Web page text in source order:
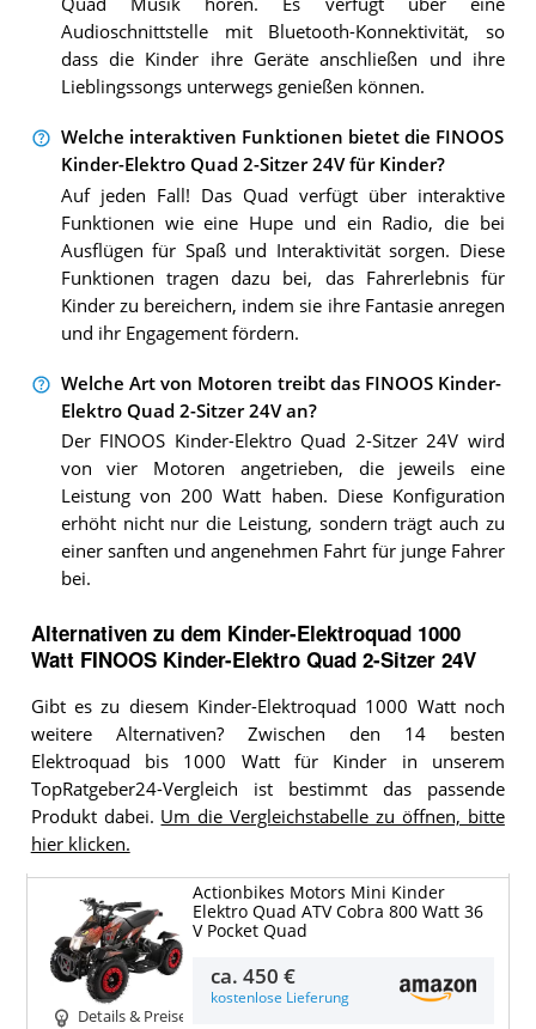
Audioschnittstelle mit Bluetooth-Konnektivität, so
dass die Kinder ihre Geräte anschließen und ihre
Lieblingssongs unterwegs genießen können.
Welche interaktiven Funktionen bietet die FINOOS
Kinder-Elektro Quad 2-Sitzer 24V für Kinder?
Auf jeden Fall! Das Quad verfügt über interaktive
Funktionen wie eine Hupe und ein Radio, die bei
Ausflügen für Spaß und Interaktivität sorgen. Diese
Funktionen tragen dazu bei, das Fahrerlebnis für
Kinder zu bereichern, indem sie ihre Fantasie anregen
und ihr Engagement fördern.
Welche Art von Motoren treibt das FINOOS Kinder-
Elektro Quad 2-Sitzer 24V an?
Der FINOOS Kinder-Elektro Quad 2-Sitzer 24V wird
von vier Motoren angetrieben, die jeweils eine
Leistung von 200 Watt haben. Diese Konfiguration
erhöht nicht nur die Leistung, sondern trägt auch zu
einer sanften und angenehmen Fahrt für junge Fahrer
bei.
Alternativen zu dem Kinder-Elektroquad 1000
Watt FINOOS Kinder-Elektro Quad 2-Sitzer 24V
Gibt es zu diesem Kinder-Elektroquad 1000 Watt noch
weitere Alternativen? Zwischen den 14 besten
Elektroquad bis 1000 Watt für Kinder in unserem
TopRatgeber24-Vergleich ist bestimmt das passende
Produkt dabei. Um die Vergleichstabelle zu öffnen, bitte
hier klicken.
Details & Preise
Actionbikes Motors Mini Kinder
Elektro Quad ATV Cobra 800 Watt 36
V Pocket Quad
ca.450 €
kostenlose Lieferung